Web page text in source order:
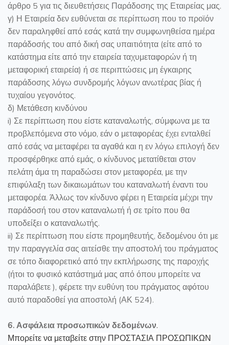
άρθρο 5 για τις διευθετήσεις Παράδοσης της Εταιρείας μας.
γ) Η Εταιρεία δεν ευθύνεται σε περίπτωση που το προϊόν
δεν παραληφθεί από εσάς κατά την συμφωνηθείσα ημέρα
παράδοσής του από δική σας υπαιτιότητα (είτε από το
κατάστημα είτε από την εταιρεία ταχυμεταφορών ή τη
μεταφορική εταιρεία) ή σε περιπτώσεις μη έγκαιρης
παράδοσης λόγω συνδρομής λόγων ανωτέρας βίας ή
τυχαίου γεγονότος.
δ) Μετάθεση κινδύνου
i) Σε περίπτωση που είστε καταναλωτής, σύμφωνα με τα
προβλεπόμενα στο νόμο, εάν ο μεταφορέας έχει ενταλθεί
από εσάς να μεταφέρει τα αγαθά και η εν λόγω επιλογή δεν
προσφέρθηκε από εμάς, ο κίνδυνος μετατίθεται στον
πελάτη άμα τη παραδώσει στον μεταφορέα, με την
επιφύλαξη των δικαιωμάτων του καταναλωτή έναντι του
μεταφορέα. Άλλως τον κίνδυνο φέρει η Εταιρεία μέχρι την
παράδοσή του στον καταναλωτή ή σε τρίτο που θα
υποδείξει ο καταναλωτής.
ii) Σε περίπτωση που είστε προμηθευτής, δεδομένου ότι με
την παραγγελία σας αιτείσθε την αποστολή του πράγματος
σε τόπο διαφορετικό από την εκπλήρωσης της παροχής
(ήτοι το φυσικό κατάστημά μας από όπου μπορείτε να
παραλάβετε ), φέρετε την ευθύνη του πράγματος αφότου
αυτό παραδοθεί για αποστολή (ΑΚ 524).
6. Ασφάλεια προσωπικών δεδομένων.
Μπορείτε να μεταβείτε στην ΠΡΟΣΤΑΣΙΑ ΠΡΟΣΩΠΙΚΩΝ